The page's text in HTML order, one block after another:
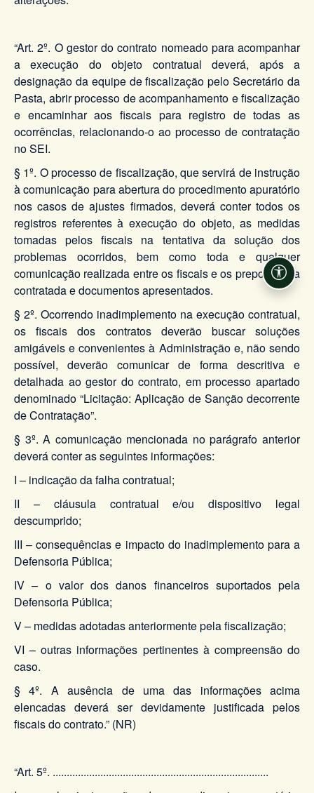
“Art. 2º. O gestor do contrato nomeado para acompanhar
a execução do objeto contratual deverá, após a
designação da equipe de fiscalização pelo Secretário da
Pasta, abrir processo de acompanhamento e fiscalização
e encaminhar aos fiscais para registro de todas as
ocorrências, relacionando-o ao processo de contratação
no SEI.
§ 1º. O processo de fiscalização, que servirá de instrução
à comunicação para abertura do procedimento apuratório
nos casos de ajustes firmados, deverá conter todos os
registros referentes à execução do objeto, as medidas
tomadas pelos fiscais na tentativa da solução dos
problemas ocorridos, bem como toda e qualquer
comunicação realizada entre os fiscais e os prepostos da
contratada e documentos apresentados.
§ 2º. Ocorrendo inadimplemento na execução contratual,
os fiscais dos contratos deverão buscar soluções
amigáveis e convenientes à Administração e, não sendo
possível, deverão comunicar de forma descritiva e
detalhada ao gestor do contrato, em processo apartado
denominado “Licitação: Aplicação de Sanção decorrente
de Contratação”.
§ 3º. A comunicação mencionada no parágrafo anterior
deverá conter as seguintes informações:
I – indicação da falha contratual;
II – cláusula contratual e/ou dispositivo legal
descumprido;
III – consequências e impacto do inadimplemento para a
Defensoria Pública;
IV – o valor dos danos financeiros suportados pela
Defensoria Pública;
V – medidas adotadas anteriormente pela fiscalização;
VI – outras informações pertinentes à compreensão do
caso.
§ 4º. A ausência de uma das informações acima
elencadas deverá ser devidamente justificada pelos
fiscais do contrato.” (NR)
“Art. 5º. .............................................................................